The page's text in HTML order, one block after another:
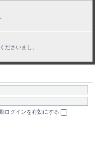
ださいまし。
ログインを有効にする